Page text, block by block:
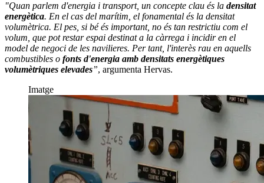
"Quan parlem d'energia i transport, un concepte clau és la densitat
energètica. En el cas del marítim, el fonamental és la densitat
volumètrica. El pes, si bé és important, no és tan restrictiu com el
volum, que pot restar espai destinat a la càrrega i incidir en el
model de negoci de les navilieres. Per tant, l'interès rau en aquells
combustibles o fonts d'energia amb densitats energètiques
volumètriques elevades”, argumenta Hervas.
Imatge